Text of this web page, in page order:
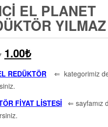
EL PLANET
1.00₺
REDÜKTÖR⇐ kategorimiz
FİYAT LİSTESİ ⇐ sayfamız